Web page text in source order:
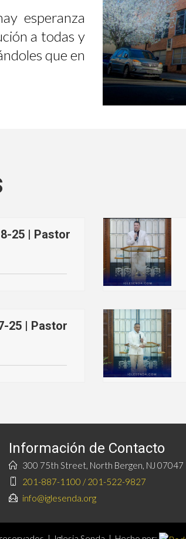
esperanza
a todas y
que en
25 | Pastor
25 | Pastor
Información de Contacto
300 75th Street, North Bergen, NJ 07047
201-887-1100 / 201-522-9827
info@iglesenda.org